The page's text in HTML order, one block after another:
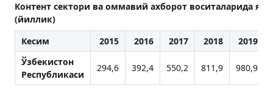
Контент сектори ва оммавий ахборот воситаларида
(йиллик)
Кесим
2015 2016 2017 2018
2019
Ўзбекистон
Республикаси
294,6 392,4 550,2 811,9 980,9